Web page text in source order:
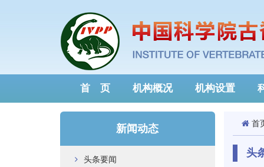
首 页 机构概况 机构设置
新闻动态
头条要闻
首
头